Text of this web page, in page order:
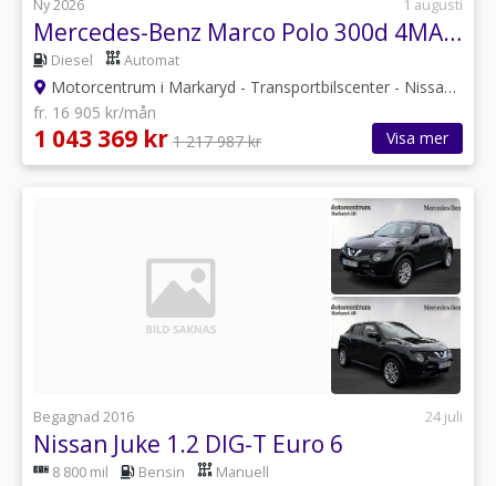
Ny 2026 1 augusti
Mercedes-Benz Marco Polo 300d 4MATIC 3.2t 9G-Tronic AIRMATIC - Sommarkampanj!
Diesel Automat
Motorcentrum i Markaryd - Transportbilscenter - Nissan
fr. 16 905 kr/mån
1 043 369 kr 1 217 987 kr Visa mer
Begagnad 2016 24 juli
Nissan Juke 1.2 DIG-T Euro 6
8 800 mil Bensin Manuell